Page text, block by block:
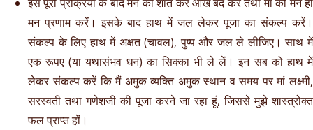
इस पूरी प्रक्रिया के बाद मन को शांत कर आंखें बंद करें तथा मां को मन ही
मन प्रणाम करें। इसके बाद हाथ में जल लेकर पूजा का संकल्प करें।
संकल्प के लिए हाथ में अक्षत (चावल), पुष्प और जल ले लीजिए। साथ में
एक रूपए (या यथासंभव धन) का सिक्का भी ले लें। इन सब को हाथ में
लेकर संकल्प करें कि मैं अमुक व्यक्ति अमुक स्थान व समय पर मां लक्ष्मी,
सरस्वती तथा गणेशजी की पूजा करने जा रहा हूं, जिससे मुझे शास्त्रोक्त
फल प्राप्त हों।